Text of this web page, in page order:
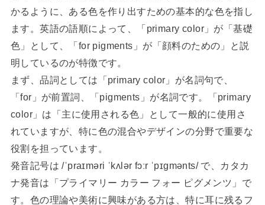
かるように、ある色を作り出すための基本的な色を指し
ます。英語の語順によって、「primary color」が「基礎
色」として、「for pigments」が「顔料のための」と説
明しているのが特徴です。
まず、品詞としては「primary color」が名詞句で、
「for」が前置詞、「pigments」が名詞です。「primary
color」は「主に使用される色」として一般的に使用さ
れていますが、特に色の混合やデザインの分野で重要な
役割を担っています。
発音記号は /ˈpraɪməri ˈkʌlər fɔːr ˈpɪɡmənts/ で、カタカ
ナ発音は「プライマリー カラー フォー ピグメンツ」で
す。色の理論や美術に興味がある方は、特に耳に残るフ